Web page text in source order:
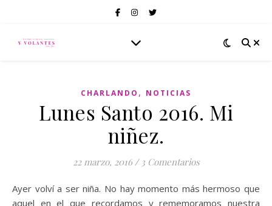
CHARLANDO , NOTICIAS
Lunes Santo 2016. Mi
niñez.
22 marzo, 2016 / 3 Comentarios
Ayer volví a ser niña. No hay momento más hermoso que
aquel en el que recordamos y rememoramos nuestra